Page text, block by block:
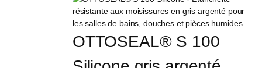
OTTOSEAL® S 100